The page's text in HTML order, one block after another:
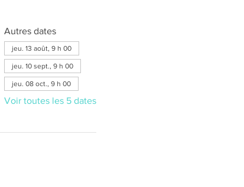
Autres dates
jeu. 13 août, 9 h 00
jeu. 10 sept., 9 h 00
jeu. 08 oct., 9 h 00
Voir toutes les 5 dates